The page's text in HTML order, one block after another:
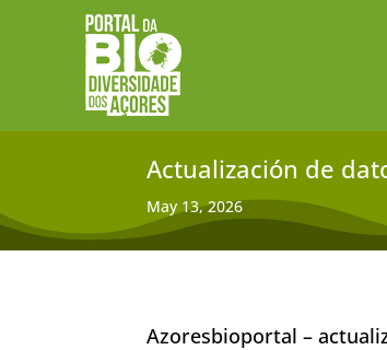
Actualización de
May 13, 2026
Azoresbioportal –